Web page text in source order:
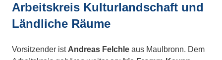
Arbeitskreis Kulturlandschaft und
Ländliche Räume
Vorsitzender ist Andreas Felchle aus Maulbronn. Dem